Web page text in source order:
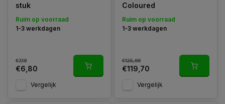
stuk
Ruim op voorraad
1-3 werkdagen
€7,19
€6,80
Vergelijk
Coloured
Ruim op voorraad
1-3 werkdagen
€125,99
€119,70
Vergelijk